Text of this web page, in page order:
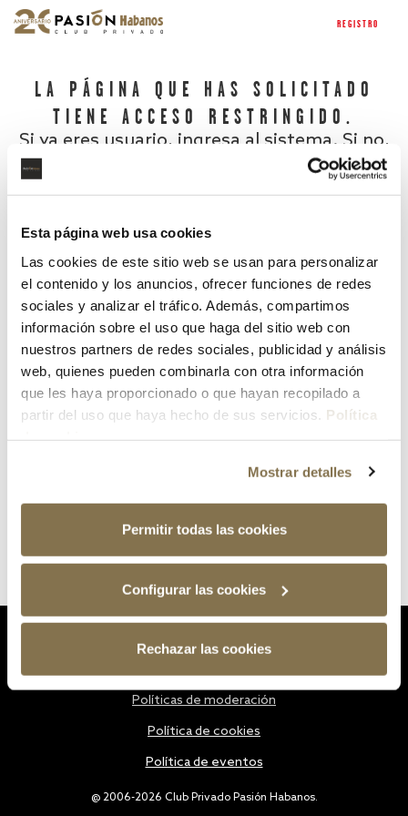
Esta página web usa cookies
Las cookies de este sitio web se usan para personalizar
el contenido y los anuncios, ofrecer funciones de redes
sociales y analizar el tráfico. Además, compartimos
información sobre el uso que haga del sitio web con
nuestros partners de redes sociales, publicidad y análisis
web, quienes pueden combinarla con otra información
que les haya proporcionado o que hayan recopilado a
partir del uso que haya hecho de sus servicios. Política
Mostrar detalles
Permitir todas las cookies
Configurar las cookies
Rechazar las cookies
REGISTRO
LA PÁGINA QUE HAS SOLICITADO
TIENE ACCESO RESTRINGIDO.
Si ya eres usuario, ingresa al sistema. Si no,
¿Has olvidado tu contraseña?
@ 2006-2026 Club Privado Pasión Habanos.
Políticas de moderación
Política de cookies
Política de eventos